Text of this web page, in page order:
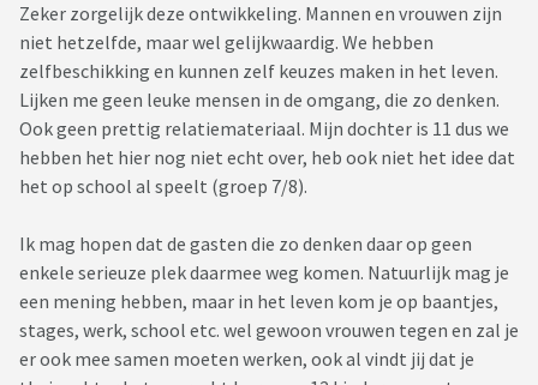
Zeker zorgelijk deze ontwikkeling. Mannen en vrouwen zijn
niet hetzelfde, maar wel gelijkwaardig. We hebben
zelfbeschikking en kunnen zelf keuzes maken in het leven.
Lijken me geen leuke mensen in de omgang, die zo denken.
Ook geen prettig relatiemateriaal. Mijn dochter is 11 dus we
hebben het hier nog niet echt over, heb ook niet het idee dat
het op school al speelt (groep 7/8).
Ik mag hopen dat de gasten die zo denken daar op geen
enkele serieuze plek daarmee weg komen. Natuurlijk mag je
een mening hebben, maar in het leven kom je op baantjes,
stages, werk, school etc. wel gewoon vrouwen tegen en zal je
er ook mee samen moeten werken, ook al vindt jij dat je